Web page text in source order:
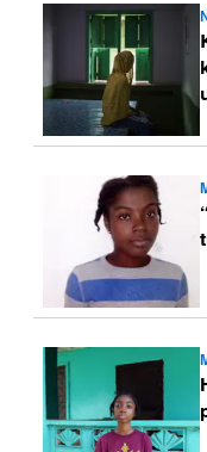
Lees
meer
Lees
meer